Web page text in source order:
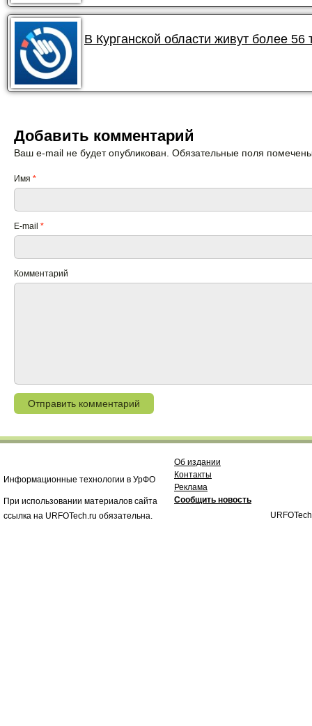
В Курганской области живут более
Добавить комментарий
Ваш e-mail не будет опубликован. Обязательные поля
Имя *
E-mail *
Комментарий
Информационные технологии в УрФО
При использовании материалов сайта
ссылка на URFOTech.ru обязательна.
Об издании
Контакты
Реклама
Сообщить новость